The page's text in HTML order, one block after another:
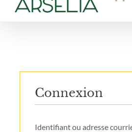
Connexion
Identifiant ou adresse